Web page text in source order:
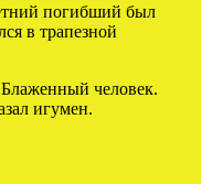
погибший был
в трапезной
человек.
игумен.